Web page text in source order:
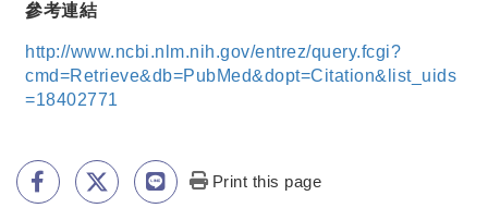
參考連結
http://www.ncbi.nlm.nih.gov/entrez/query.fcgi?
cmd=Retrieve&db=PubMed&dopt=Citation&list_uids
=18402771
Print this page